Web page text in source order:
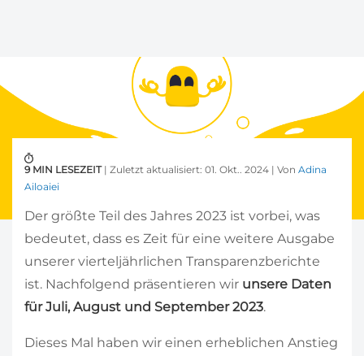
9 MIN LESEZEIT | Zuletzt aktualisiert: 01. Okt.. 2024 | Von Adina
Ailoaiei
Der größte Teil des Jahres 2023 ist vorbei, was
bedeutet, dass es Zeit für eine weitere Ausgabe
unserer vierteljährlichen Transparenzberichte
ist. Nachfolgend präsentieren wir unsere Daten
für Juli, August und September 2023.
Dieses Mal haben wir einen erheblichen Anstieg